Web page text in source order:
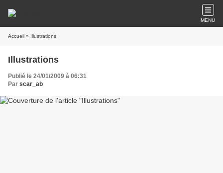
MENU
Accueil » Illustrations
Illustrations
Publié le 24/01/2009 à 06:31
Par scar_ab